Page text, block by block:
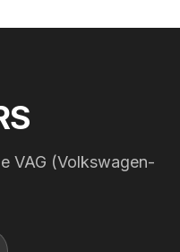
VAG (Volkswagen-